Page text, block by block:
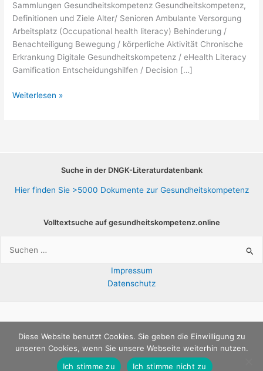
Sammlungen Gesundheitskompetenz Gesundheitskompetenz,
Definitionen und Ziele Alter/ Senioren Ambulante Versorgung
Arbeitsplatz (Occupational health literacy) Behinderung /
Benachteiligung Bewegung / körperliche Aktivität Chronische
Erkrankung Digitale Gesundheitskompetenz / eHealth Literacy
Gamification Entscheidungshilfen / Decision […]
E-
Weiterlesen »
Suche in der DNGK-Literaturdatenbank
Hier finden Sie >5000 Dokumente zur Gesundheitskompetenz
Volltextsuche auf gesundheitskompetenz.online
nach:
Impressum
Datenschutz
Copyright © 2026 E-Bibliothek |Deutsches Netzwerk
Gesundheitskompetenz e.V.
Diese Website benutzt Cookies. Sie geben die Einwilligung zu
unseren Cookies, wenn Sie unsere Webseite weiterhin nutzen.
Ich stimme zu
Ich stimme nicht zu